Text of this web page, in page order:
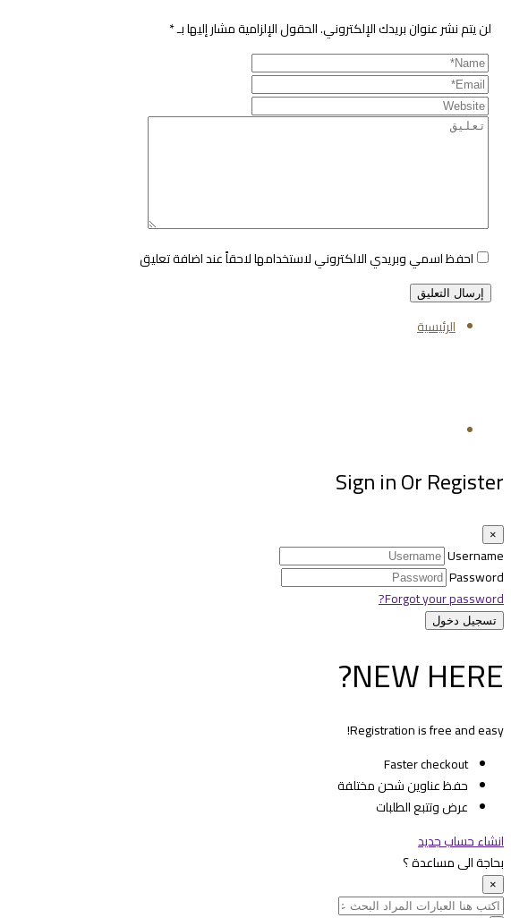
لن يتم نشر عنوان بريدك الإلكتروني.الحقول الإلزامية مشار إليها بـ*
احفظ اسمي وبريدي الالكتروني لاستخدامها لاحقاً عند اضافة تعليق
الرئيسية
Sign in Or Register
×
Username
Password
Forgot your password?
NEW HERE?
Registration is free and easy!
Faster checkout
حفظ عناوين شحن مختلفة
عرض وتتبع الطلبات
انشاء حساب جديد
بحاجة الى مساعدة ؟
×
Search